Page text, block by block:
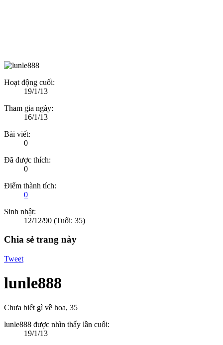
Hoạt động cuối:
19/1/13
Tham gia ngày:
16/1/13
Bài viết:
0
Đã được thích:
0
Điểm thành tích:
0
Sinh nhật:
12/12/90 (Tuổi: 35)
Chia sẻ trang này
Tweet
lunle888
Chưa biết gì về hoa, 35
lunle888 được nhìn thấy lần cuối:
19/1/13